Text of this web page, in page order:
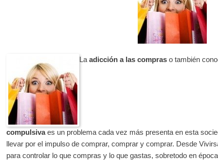
La adicción a las compraso también
compulsivaes un problema cada vez más presenta en esta
llevar por el impulso de comprar, comprar y comprar. Desde
para controlar lo que compras y lo que gastas, sobretodo en